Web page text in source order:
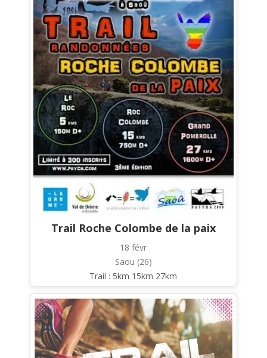
Trail Roche Colombe de la paix
18 févr
Saou (26)
Trail : 5km 15km 27km